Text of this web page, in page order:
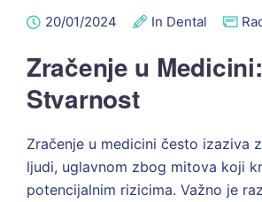
20/01/2024 In Dental
Zračenje u
Stvarnost
Zračenje u medicini često izaziva
ljudi, uglavnom zbog mitova koji
potencijalnim rizicima. Važno je